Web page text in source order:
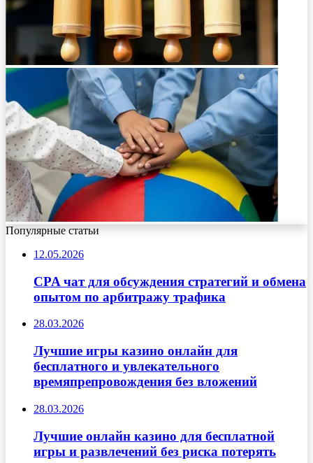
Популярные статьи
12.05.2026
CPA чат для обсуждения стратегий и обмена
опытом по арбитражу трафика
28.03.2026
Лучшие игры казино онлайн для
бесплатного и увлекательного
времяпрепровождения без вложений
28.03.2026
Лучшие онлайн казино для бесплатной
игры и развлечений без риска потерять